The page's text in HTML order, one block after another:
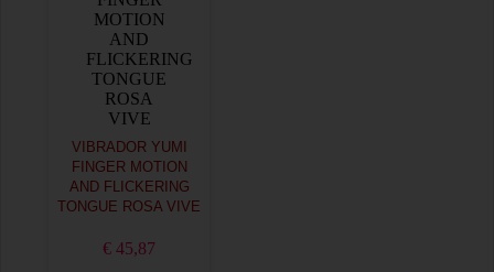
VIBRADOR YUMI
FINGER MOTION
AND FLICKERING
TONGUE ROSA VIVE
€ 45,87